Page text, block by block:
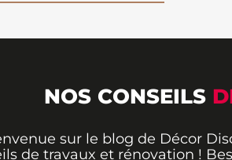
original et
NOS CONSEILS
sur le blog de Décor
de travaux et rénovation !